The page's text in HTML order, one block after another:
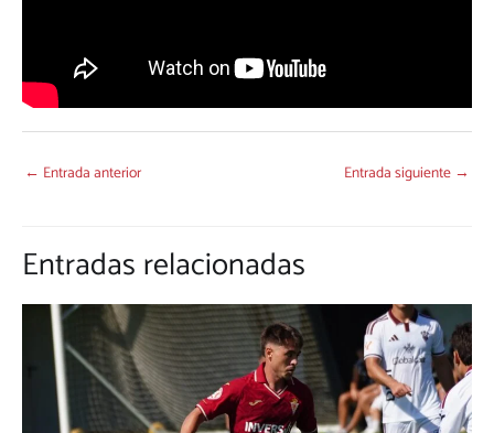
← Entrada anterior Entrada siguiente →
Entradas relacionadas